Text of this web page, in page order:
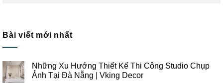
Bài viết mới nhất
Những Xu Hướng Thiết Kế Thi Công Studio Chụp
Ảnh Tại Đà Nẵng | Vking Decor